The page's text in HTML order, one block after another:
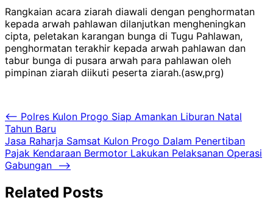
Rangkaian acara ziarah diawali dengan penghormatan
kepada arwah pahlawan dilanjutkan mengheningkan
cipta, peletakan karangan bunga di Tugu Pahlawan,
penghormatan terakhir kepada arwah pahlawan dan
tabur bunga di pusara arwah para pahlawan oleh
pimpinan ziarah diikuti peserta ziarah.(asw,prg)
Navigasi
pos
⟵ Polres Kulon Progo Siap Amankan Liburan Natal
Tahun Baru
Jasa Raharja Samsat Kulon Progo Dalam Penertiban
Pajak Kendaraan Bermotor Lakukan Pelaksanan Operasi
Gabungan ⟶
Related Posts